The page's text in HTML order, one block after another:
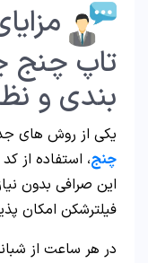
تاپ
بندی و
یکی از روش های
چنج، استفاده از
این صرافی بدون
فیلترشکن امکان
در هر ساعت از